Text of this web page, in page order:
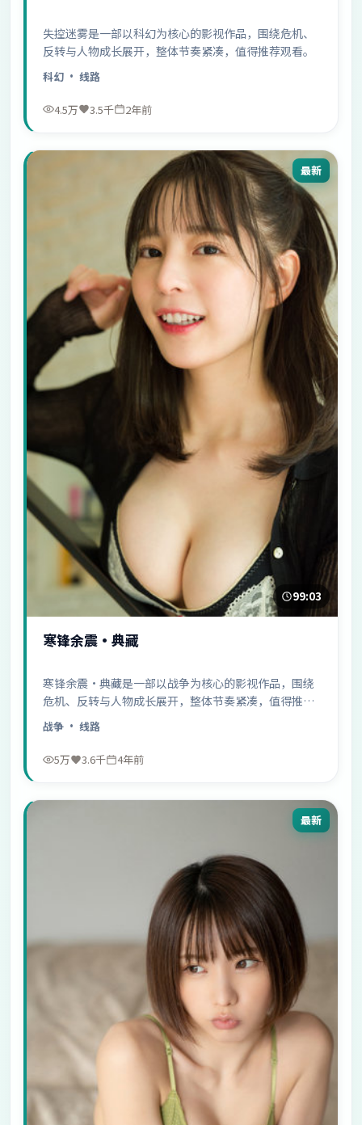
失控迷雾是一部以科幻为核心的影视作品，围绕危机、
反转与人物成长展开，整体节奏紧凑，值得推荐观看。
科幻 · 线路
4.5万 3.5千 2年前
最新
99:03
寒锋余震·典藏
寒锋余震·典藏是一部以战争为核心的影视作品，围绕
危机、反转与人物成长展开，整体节奏紧凑，值得推荐
观看。
战争 · 线路
5万 3.6千 4年前
最新